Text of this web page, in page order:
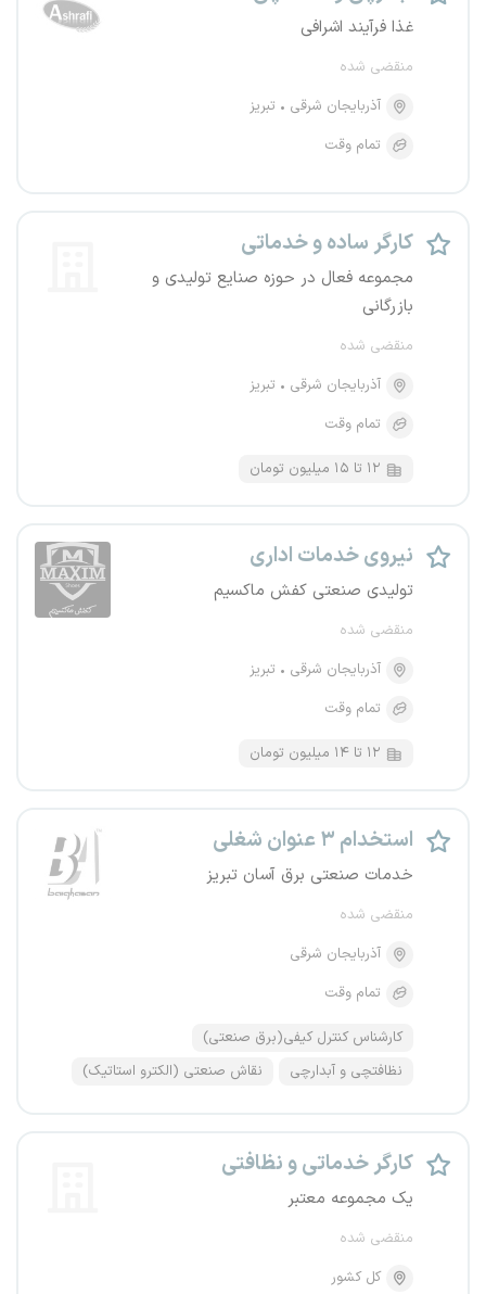
غذا فرآیند اشرافی
منقضی شده
آذربایجان شرقی
تبریز
تمام وقت
کارگر ساده و خدماتی
مجموعه فعال در حوزه صنایع تولیدی و
بازرگانی
منقضی شده
آذربایجان شرقی
تبریز
تمام وقت
۱۲ تا ۱۵ میلیون تومان
نیروی خدمات اداری
تولیدی صنعتی کفش ماکسیم
منقضی شده
آذربایجان شرقی
تبریز
تمام وقت
۱۲ تا ۱۴ میلیون تومان
استخدام ۳ عنوان شغلی
خدمات صنعتی برق آسان تبریز
منقضی شده
آذربایجان شرقی
تمام وقت
کارشناس کنترل کیفی(برق صنعتی)
نظافتچی و آبدارچی
نقاش صنعتی (الکترو استاتیک)
کارگر خدماتی و نظافتی
یک مجموعه معتبر
منقضی شده
کل کشور